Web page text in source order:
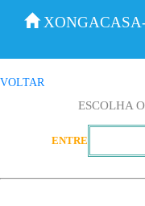
VOLTAR
ESCOLHA
ENTRE